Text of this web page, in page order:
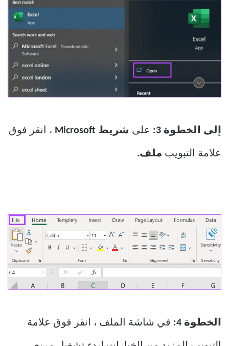
إلى الخطوة 3: على شريط Microsoft ، انقر فوق
علامة التبويب ملف.
الخطوة 4: في شاشة الملف ، انقر فوق علامة